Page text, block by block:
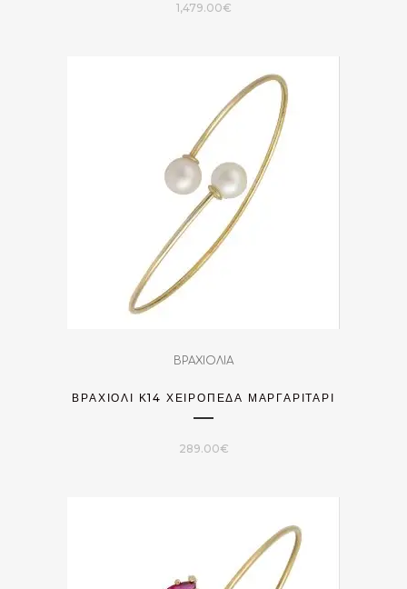
1,479.00€
ΒΡΑΧΙΟΛΙΑ
ΒΡΑΧΙΌΛΙ Κ14 ΧΕΙΡΟΠΈΔΑ ΜΑΡΓΑΡΙΤΆΡΙ
289.00€